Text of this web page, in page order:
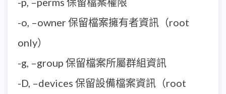
-o, –owner 保留檔案擁有者資訊（root
only）
-g, –group 保留檔案所屬群組資訊
-D, –devices 保留設備檔案資訊（root